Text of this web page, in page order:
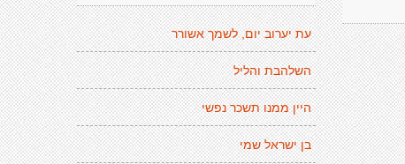
עת יערוב יום, לשמך אשורר
השלהבת והליל
היין ממנו תשכר נפשי
בן ישראל שמי